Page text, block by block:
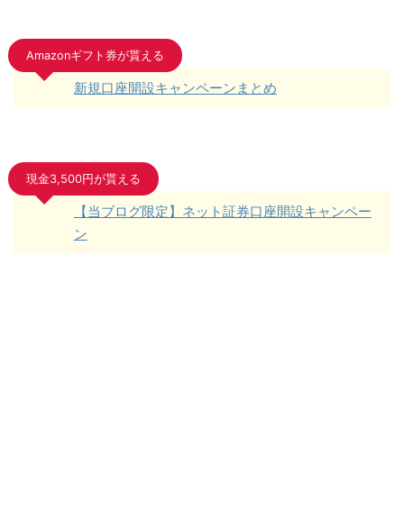
Amazonギフト券が貰える
新規口座開設キャンペーンまとめ
現金3,500円が貰える
【当ブログ限定】ネット証券口座開設キャンペー
ン